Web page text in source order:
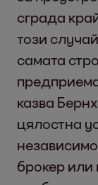
сграда
този
самата
казва
цялостна
брокер или